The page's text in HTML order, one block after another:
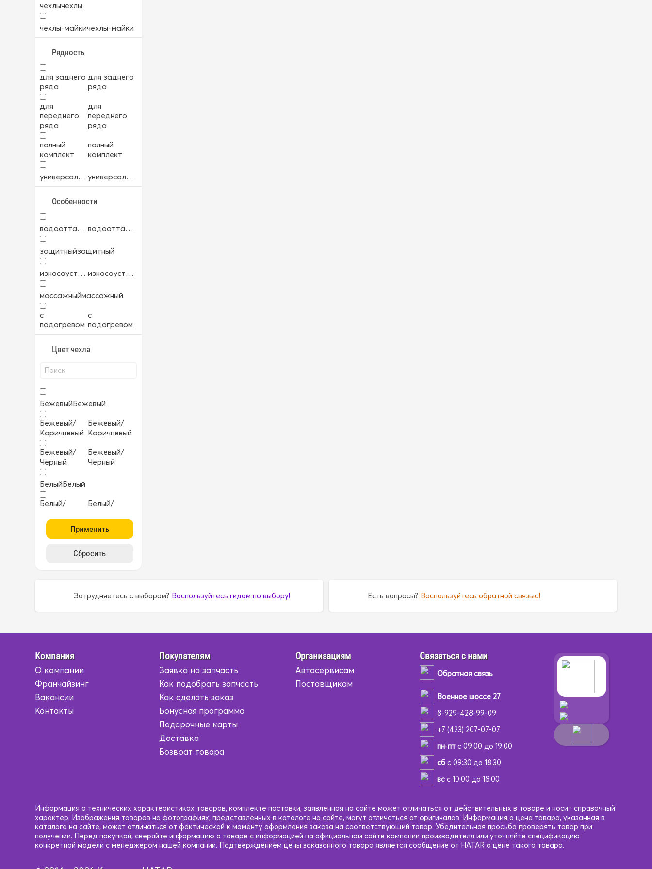
велюр
велюр+экокожа велюр+экокожа
ткань
экокожа экокожа
чехлычехлы
чехлы-майкичехлы-майки
Рядность
для заднего
ряда
для заднего
ряда
для
переднего
ряда
для
переднего
ряда
полный
комплект
полный
комплект
универсальный универсальный
Особенности
водоотталкивающий водоотталкивающий
защитныйзащитный
износоустойчивый износоустойчивый
массажныймассажный
с
подогревом
с
подогревом
Цвет чехла
БежевыйБежевый
Бежевый/
Коричневый
Бежевый/
Коричневый
Бежевый/
Черный
Бежевый/
Черный
БелыйБелый
Белый/
Белый/
БирюзовыйБирюзовый
БордовыйБордовый
ККрасный
Бежевый
Коричневый/
Желтый
Желтый
Коричневый/
Серый
Красный/
черный
Красный/
черный
РыжийРыжий
Коричневый Коричневый
Затрудняетесь с выбором? Воспользуйтесь гидом по выбору! Есть вопросы? Воспользуйтесь обратной связью!
Компания
О компании
Франчайзинг
Вакансии
Контакты
Покупателям
Заявка на запчасть
Как подобрать запчасть
Как сделать заказ
Бонусная программа
Подарочные карты
Доставка
Возврат товара
Организациям
Автосервисам
Поставщикам
Связаться с нами
Обратная связь
Военное шоссе 27
8-929-428-99-09
+7 (423) 207-07-07
пн-птс 09:00 до 19:00
сбс 09:30 до 18:30
всс 10:00 до 18:00
Информация о технических характеристиках товаров, комплекте поставки, заявленная на сайте может отличаться от действительных в товаре и носит справочный
характер. Изображения товаров на фотографиях, представленных в каталоге на сайте, могут отличаться от оригиналов. Информация о цене товара, указанная в
каталоге на сайте, может отличаться от фактической к моменту оформления заказа на соответствующий товар. Убедительная просьба проверять товар при
получении. Перед покупкой, сверяйте информацию о товаре с информацией на официальном сайте компании производителя или уточняйте спецификацию
конкретной модели с менеджером нашей компании. Подтверждением цены заказанного товара является сообщение от HATAR о цене такого товара.